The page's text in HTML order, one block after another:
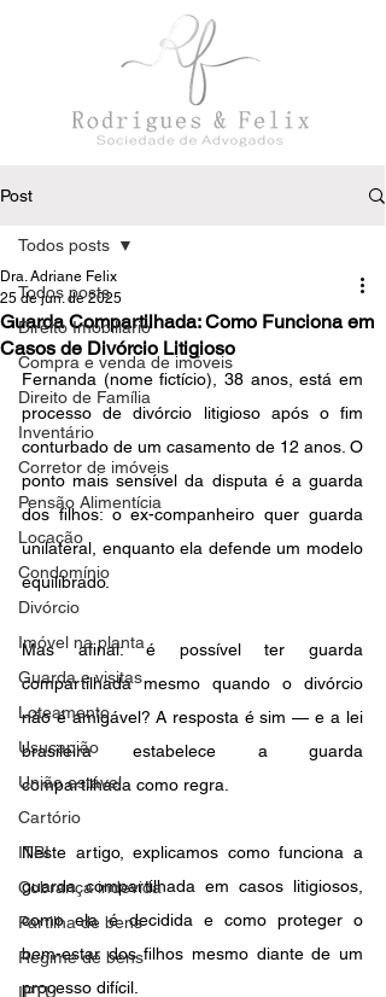
Post
Todos posts
Direito Imobiliário
Compra e venda de imóveis
Direito de Família
Inventário
Corretor de imóveis
Pensão Alimentícia
Locação
Condomínio
Divórcio
Imóvel na planta
Guarda e visitas
Loteamento
Usucapião
União estável
Cartório
ITBI
Cobrança indevida
Partilha de bens
Regime de bens
IPTU
Todos posts
Guarda Compartilhada: Como Funciona em
Casos de Divórcio Litigioso
Dra. Adriane Felix
25 de jun. de 2025
Fernanda (nome fictício), 38 anos, está em
processo de divórcio litigioso após o fim
conturbado de um casamento de 12 anos. O
ponto mais sensível da disputa é a guarda
dos filhos: o ex-companheiro quer guarda
unilateral, enquanto ela defende um modelo
equilibrado.
Mas afinal: é possível ter guarda
compartilhada mesmo quando o divórcio
não é amigável? A resposta é sim — e a lei
brasileira estabelece a guarda
compartilhada como regra.
Neste artigo, explicamos como funciona a
guarda compartilhada em casos litigiosos,
como ela é decidida e como proteger o
bem-estar dos filhos mesmo diante de um
processo difícil.